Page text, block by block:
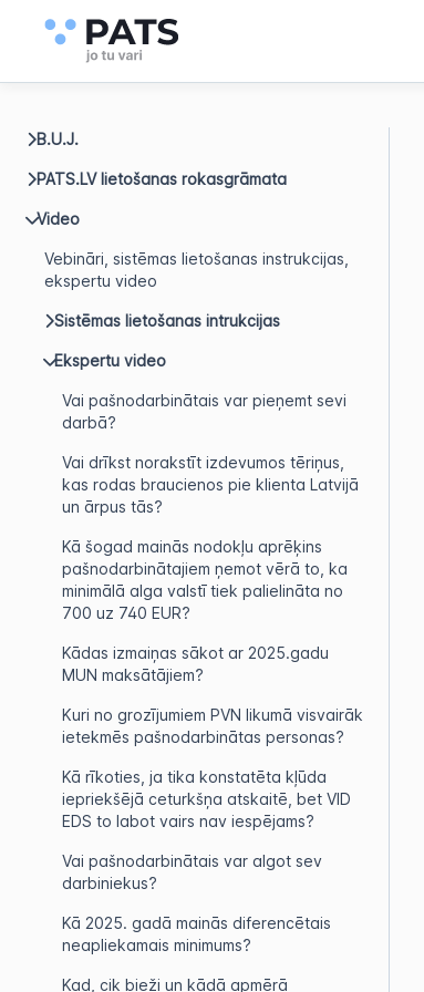
B.U.J.
PATS.LV lietošanas rokasgrāmata
Video
Vebināri, sistēmas lietošanas instrukcijas,
ekspertu video
Sistēmas lietošanas intrukcijas
Ekspertu video
Vai pašnodarbinātais var pieņemt sevi
darbā?
Vai drīkst norakstīt izdevumos tēriņus,
kas rodas braucienos pie klienta Latvijā
un ārpus tās?
Kā šogad mainās nodokļu aprēķins
pašnodarbinātajiem ņemot vērā to, ka
minimālā alga valstī tiek palielināta no
700 uz 740 EUR?
Kādas izmaiņas sākot ar 2025.gadu
MUN maksātājiem?
Kuri no grozījumiem PVN likumā visvairāk
ietekmēs pašnodarbinātas personas?
Kā rīkoties, ja tika konstatēta kļūda
iepriekšējā ceturkšņa atskaitē, bet VID
EDS to labot vairs nav iespējams?
Vai pašnodarbinātais var algot sev
darbiniekus?
Kā 2025. gadā mainās diferencētais
neapliekamais minimums?
Kad, cik bieži un kādā apmērā